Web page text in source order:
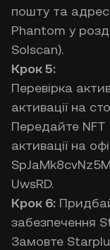
пошту та
Phantom у
Solscan).
Крок 5:
Перевірка
активації на
Передайте NFT
активації на
UwsRD.
Крок 6:
забезпечення
Замовте